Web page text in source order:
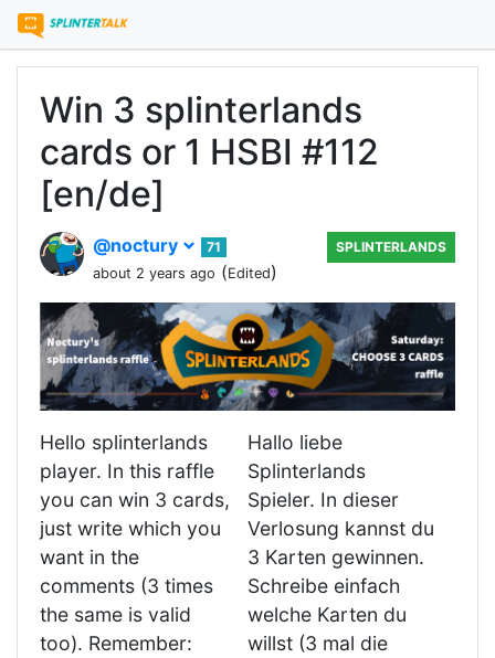
Win 3 splinterlands
cards or 1 HSBI #112
[en/de]
@noctury
71
about 2 years ago (Edited)
SPLINTERLANDS
Hello splinterlands
player. In this raffle
you can win 3 cards,
just write which you
want in the
comments (3 times
the same is valid
too). Remember:
Hallo liebe
Splinterlands
Spieler. In dieser
Verlosung kannst du
3 Karten gewinnen.
Schreibe einfach
welche Karten du
willst (3 mal die